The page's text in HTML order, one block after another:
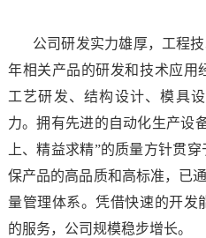
公司研发实力雄厚，工程
年相关产品的研发和技术应用
工艺研发、结构设计、模具
力。拥有先进的自动化生产设
上、精益求精”的质量方针贯
保产品的高品质和高标准，已
量管理体系。凭借快速的开发
的服务，公司规模稳步增长。